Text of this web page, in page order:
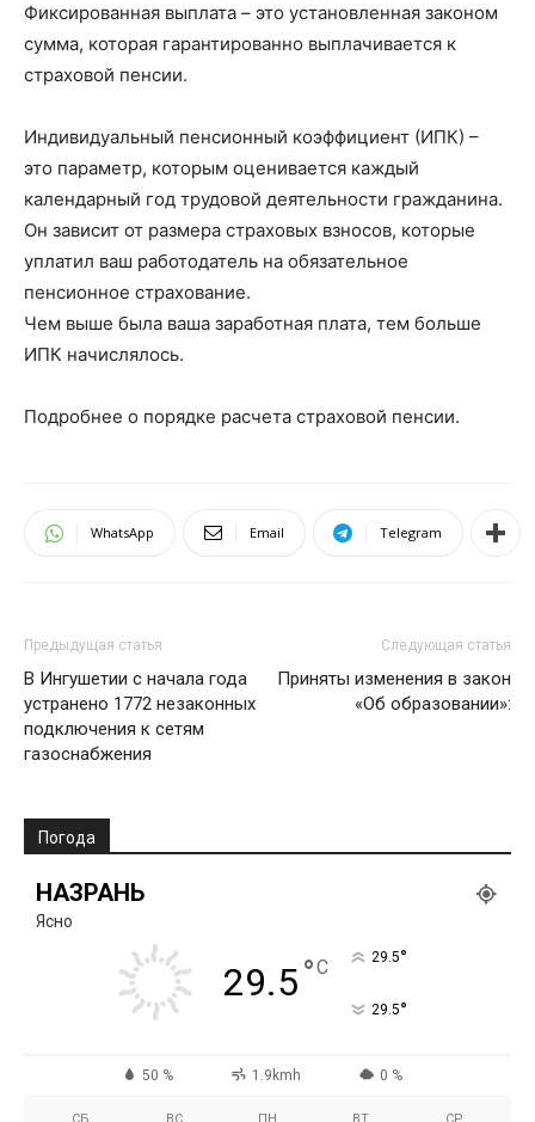
Фиксированная выплата – это установленная законом
сумма, которая гарантированно выплачивается к
страховой пенсии.
Индивидуальный пенсионный коэффициент (ИПК) –
это параметр, которым оценивается каждый
календарный год трудовой деятельности гражданина.
Он зависит от размера страховых взносов, которые
уплатил ваш работодатель на обязательное
пенсионное страхование.
Чем выше была ваша заработная плата, тем больше
ИПК начислялось.
Подробнее о порядке расчета страховой пенсии.
WhatsApp Email Telegram
Предыдущая статья
В Ингушетии с начала года
устранено 1772 незаконных
подключения к сетям
газоснабжения
Следующая статья
Приняты изменения в закон
«Об образовании»:
Погода
НАЗРАНЬ
Ясно
29.5°C 29.5°
29.5°
50 % 1.9kmh 0 %